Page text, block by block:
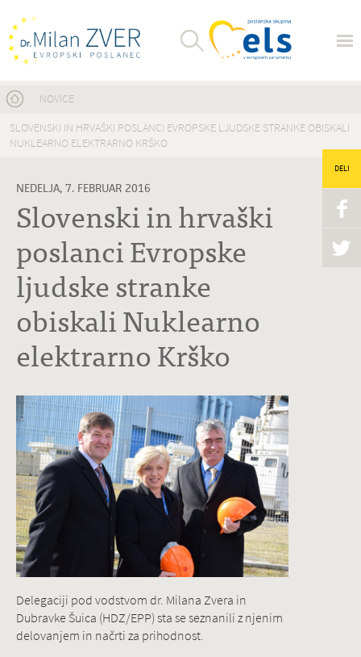
Nahajate se tukaj
NOVICE
SLOVENSKI IN HRVAŠKI POSLANCI EVROPSKE LJUDSKE STRANKE OBISKALI
NUKLEARNO ELEKTRARNO KRŠKO
NEDELJA, 7. FEBRUAR 2016
Slovenski in hrvaški
poslanci Evropske
ljudske stranke
obiskali Nuklearno
elektrarno Krško
DELI
Delegaciji pod vodstvom dr. Milana Zvera in
Dubravke Šuica (HDZ/EPP) sta se seznanili z njenim
delovanjem in načrti za prihodnost.